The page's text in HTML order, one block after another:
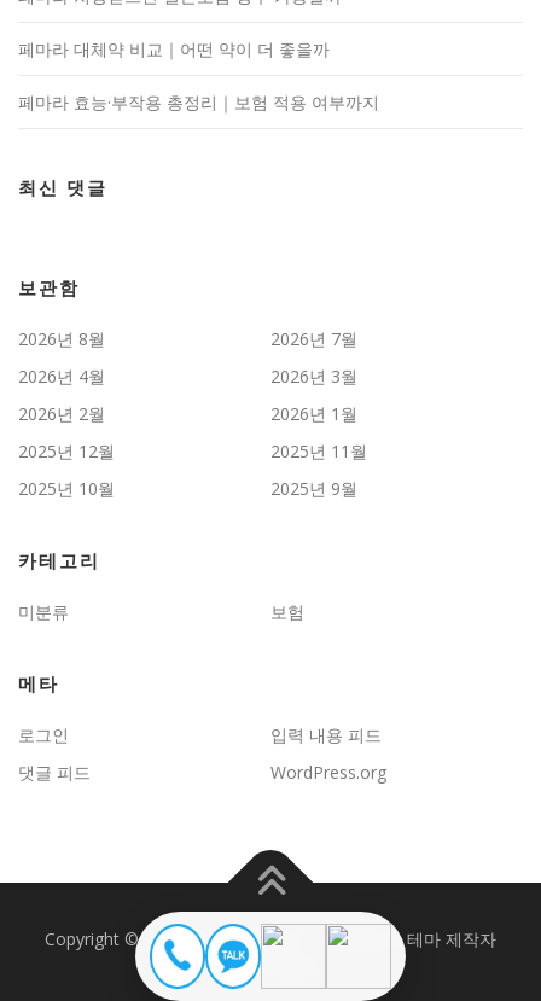
페마라 대체약 비교｜어떤 약이 더 좋을까
페마라 효능·부작용 총정리｜보험 적용 여부까지
최신 댓글
보관함
2026년 8월
2026년 7월
2026년 4월
2026년 3월
2026년 2월
2026년 1월
2025년 12월
2025년 11월
2025년 10월
2025년 9월
카테고리
미분류 보험
메타
로그인
입력 내용 피드
댓글 피드
WordPress.org
Copyright © 2026 JD보험문제연구 OnePress테마 제작자
FameThemes